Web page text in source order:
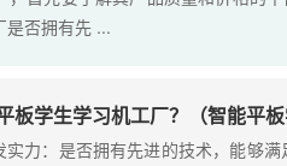
是否拥有先 ...
板学生学习机工厂？（智能平
力：是否拥有先进的技术，能够